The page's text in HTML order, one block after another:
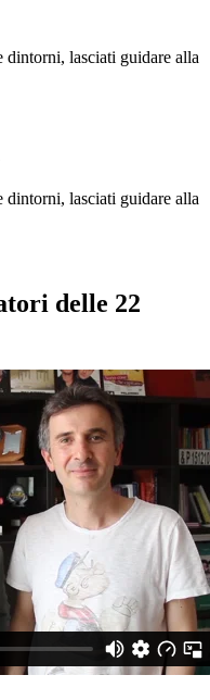
lasciati guidare alla
lasciati guidare alla
delle 22